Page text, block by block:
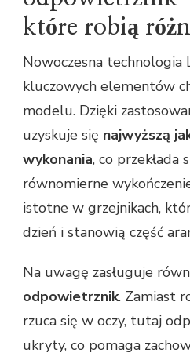
które robią
Nowoczesna technologia
kluczowych elementów
modelu. Dzięki
uzyskuje się najwyższą
wykonania, co przekłada
równomierne
istotne w grzejnikach,
dzień i stanowią część
Na uwagę zasługuje
odpowietrznik. Zamiast
rzuca się w oczy, tutaj
ukryty, co pomaga